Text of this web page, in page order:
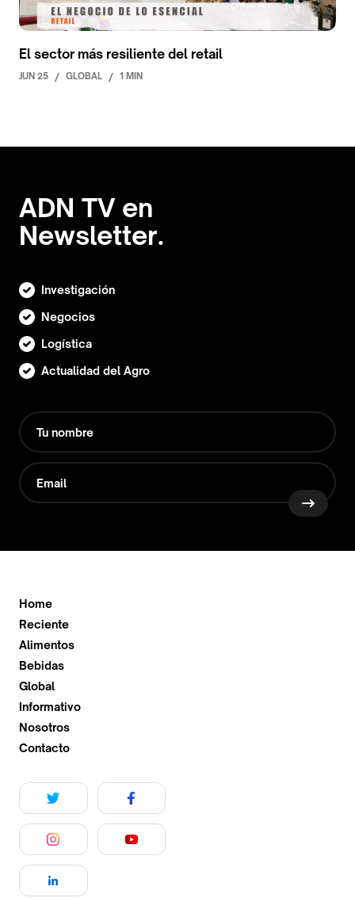
El sector más resiliente del retail
JUN 25 / GLOBAL / 1 MIN
ADN TV en
Newsletter.
Investigación
Negocios
Logística
Actualidad del Agro
Home
Reciente
Alimentos
Bebidas
Global
Informativo
Nosotros
Contacto